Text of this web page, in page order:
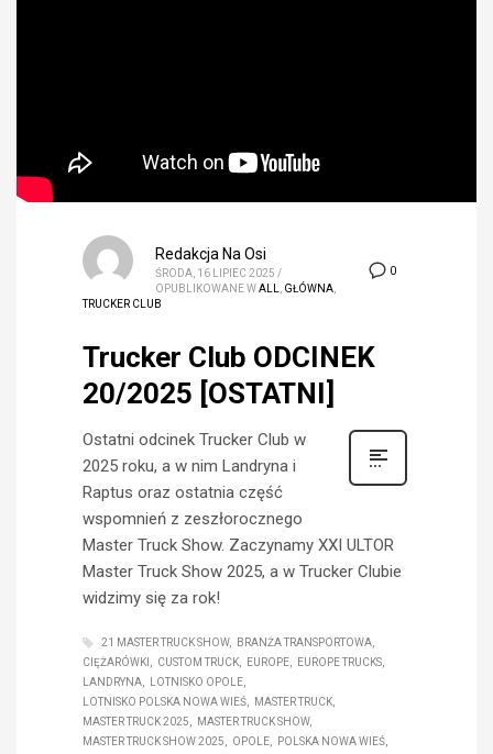
0
Redakcja Na Osi
ŚRODA, 16 LIPIEC 2025 /
OPUBLIKOWANE WALL GŁÓWNA
TRUCKER CLUB
Trucker Club ODCINEK
20/2025 [OSTATNI]
Ostatni odcinek Trucker Club w
2025 roku, a w nim Landryna i
Raptus oraz ostatnia część
wspomnień z zeszłorocznego
Master Truck Show. Zaczynamy XXI ULTOR
Master Truck Show 2025, a w Trucker Clubie
widzimy się za rok!
21 MASTER TRUCK SHOW
BRANŻA TRANSPORTOWA
CIĘŻARÓWKI
CUSTOM TRUCK EUROPE
EUROPE TRUCKS
LANDRYNA
LOTNISKO OPOLE
LOTNISKO POLSKA NOWA WIEŚ
MASTER TRUCK
MASTER TRUCK 2025
MASTER TRUCK SHOW
MASTER TRUCK SHOW 2025
OPOLE
POLSKA NOWA WIEŚ